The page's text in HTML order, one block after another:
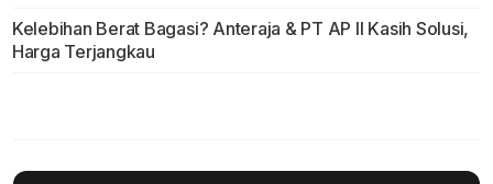
Kelebihan Berat Bagasi? Anteraja & PT AP II Kasih Solusi,
Harga Terjangkau